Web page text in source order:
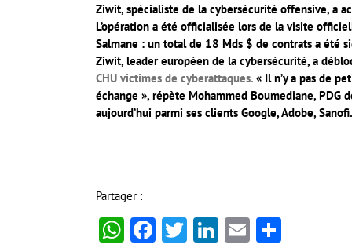
Ziwit, spécialiste de la cybersécurité offensive, a
L’opération a été officialisée lors de la visite
Salmane : un total de 18 Mds $ de contrats a été
Ziwit, leader européen de la cybersécurité, a
CHU victimes de cyberattaques. « Il n’y a pas de
échange », répète Mohammed Boumediane, PDG
aujourd’hui parmi ses clients Google, Adobe,
Partager :
WhatsApp
Facebook
Twitter
LinkedIn
Email